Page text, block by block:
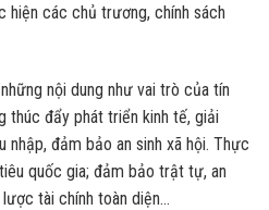
hiện các chủ trương, chính sách
nội dung như vai trò của tín
thúc đẩy phát triển kinh tế, giải
nhập, đảm bảo an sinh xã hội. Thực
quốc gia; đảm bảo trật tự, an
tài chính toàn diện…